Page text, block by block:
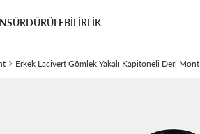
SÜRDÜRÜLEBİLİRLİK
Erkek Lacivert Gömlek Yakalı Kapitoneli Deri Mont